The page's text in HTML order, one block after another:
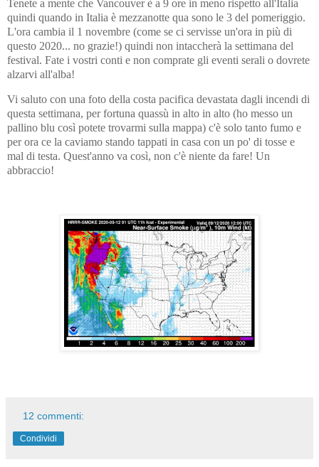
Tenete a mente che Vancouver è a 9 ore in meno rispetto all'Italia
quindi quando in Italia è mezzanotte qua sono le 3 del pomeriggio.
L'ora cambia il 1 novembre (come se ci servisse un'ora in più di
questo 2020... no grazie!) quindi non intaccherà la settimana del
festival. Fate i vostri conti e non comprate gli eventi serali o dovrete
alzarvi all'alba!
Vi saluto con una foto della costa pacifica devastata dagli incendi di
questa settimana, per fortuna quassù in alto in alto (ho messo un
pallino blu così potete trovarmi sulla mappa) c'è solo tanto fumo e
per ora ce la caviamo stando tappati in casa con un po' di tosse e
mal di testa. Quest'anno va così, non c'è niente da fare! Un
abbraccio!
12 commenti:
Condividi